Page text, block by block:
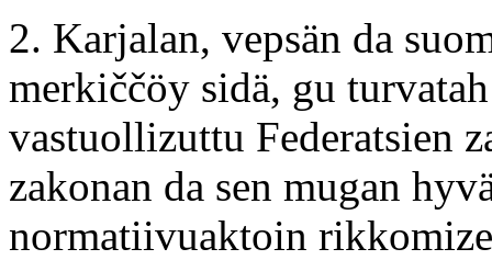
2. Karjalan, vepsän da
merkiččöy sidä, gu
vastuollizuttu Federatsien
zakonan da sen mugan
normatiivuaktoin